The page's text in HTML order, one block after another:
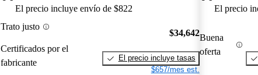
El precio incluye envío de $822
Trato justo
Certificados por el
fabricante
$34,642
El precio incluye tasas
$657/mes est.
El precio
Buena
oferta